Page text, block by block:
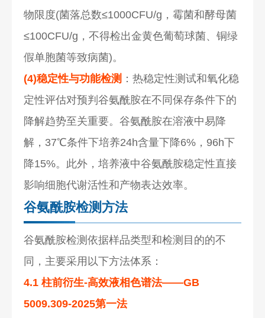
物限度(菌落总数≤1000CFU/g，霉菌和酵母菌
≤100CFU/g，不得检出金黄色葡萄球菌、铜绿
假单胞菌等致病菌)。
(4)稳定性与功能检测 ：热稳定性测试和氧化稳
定性评估对预判谷氨酰胺在不同保存条件下的
降解趋势至关重要。谷氨酰胺在溶液中易降
解，37℃条件下培养24h含量下降6%，96h下
降15%。此外，培养液中谷氨酰胺稳定性直接
影响细胞代谢活性和产物表达效率。
谷氨酰胺检测方法
谷氨酰胺检测依据样品类型和检测目的的不
同，主要采用以下方法体系：
4.1 柱前衍生-高效液相色谱法——GB
5009.309-2025第一法